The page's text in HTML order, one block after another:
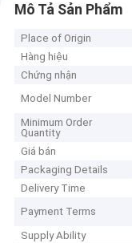
Mô Tả Sản Phẩm
Place of Origin
Hàng hiệu
Chứng nhận
Model Number
Minimum Order
Quantity
Giá bán
Packaging Details
Delivery Time
Payment Terms
Supply Ability